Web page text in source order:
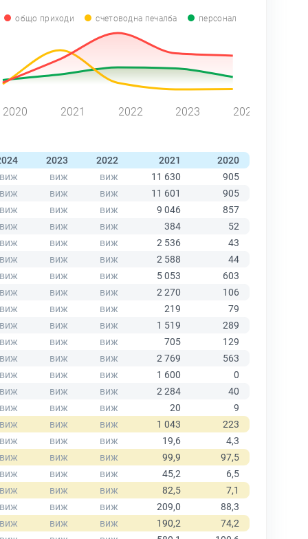
общо приходи счетоводна печалба персонал
2020 2021 2022 2023 2024
2023 2022 2021 2020